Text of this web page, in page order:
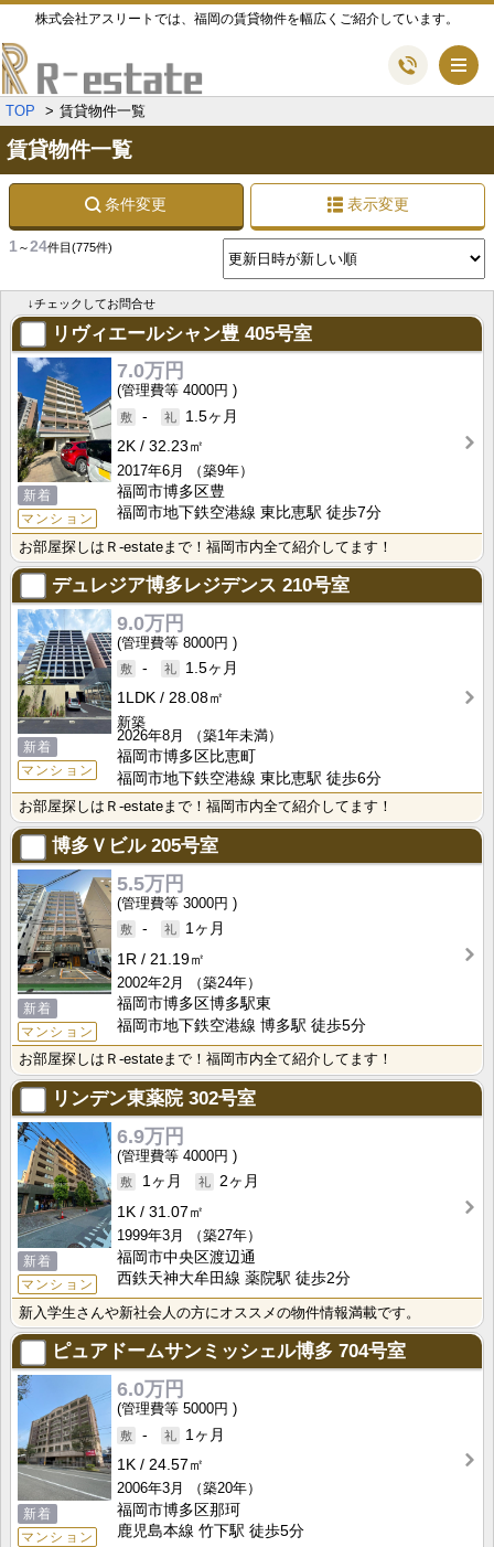
株式会社アスリートでは、福岡の賃貸物件を幅広くご紹介しています。
TOP 賃貸物件一覧
賃貸物件一覧
条件変更 表示変更
1～24件目 (775件)
↓チェックしてお問合せ
リヴィエールシャン豊 405号室
新着
マンション
7.0万円
4000円
-
1.5ヶ月
2K
32.23㎡
2017年6月
（築9年）
福岡市博多区豊
福岡市地下鉄空港線 東比恵駅 徒歩7分
お部屋探しはＲ-estateまで！福岡市内全て紹介してます！
デュレジア博多レジデンス 210号室
新着
マンション
9.0万円
8000円
-
1.5ヶ月
1LDK
28.08㎡
新築
2026年8月
（築1年未満）
福岡市博多区比恵町
福岡市地下鉄空港線 東比恵駅 徒歩6分
お部屋探しはＲ-estateまで！福岡市内全て紹介してます！
博多Ｖビル205号室
新着
マンション
5.5万円
3000円
-
1ヶ月
1R
21.19㎡
2002年2月
（築24年）
福岡市博多区博多駅東
福岡市地下鉄空港線 博多駅 徒歩5分
お部屋探しはＲ-estateまで！福岡市内全て紹介してます！
リンデン東薬院302号室
新着
マンション
6.9万円
4000円
1ヶ月
2ヶ月
1K
31.07㎡
1999年3月
（築27年）
福岡市中央区渡辺通
西鉄天神大牟田線 薬院駅 徒歩2分
新入学生さんや新社会人の方にオススメの物件情報満載です。
ピュアドームサンミッシェル博多 704号室
新着
マンション
6.0万円
5000円
-
1ヶ月
1K
24.57㎡
2006年3月
（築20年）
福岡市博多区那珂
鹿児島本線 竹下駅 徒歩5分